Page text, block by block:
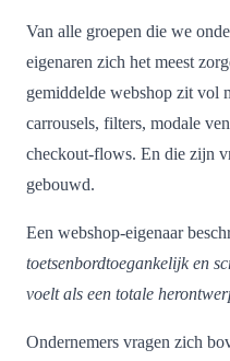
Van alle groepen die we
eigenaren zich het meest
gemiddelde webshop zit vol
carrousels, filters, modale
checkout-flows. En die zijn
gebouwd.
Een webshop-eigenaar
toetsenbordtoegankelijk en
voelt als een totale
Ondernemers vragen zich